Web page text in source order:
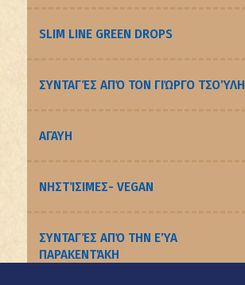
SLIM LINE GREEN DROPS
ΣΥΝΤΑΓΈΣ ΑΠΌ ΤΟΝ ΓΙΏΡΓΟ ΤΣΟΎΛΗ
ΑΓΑΥΗ
ΝΗΣΤΊΣΙΜΕΣ- VEGAN
ΣΥΝΤΑΓΈΣ ΑΠΌ ΤΗΝ ΕΎΑ
ΠΑΡΑΚΕΝΤΆΚΗ